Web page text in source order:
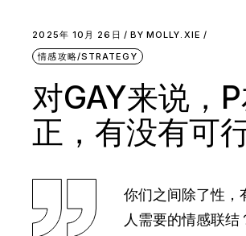
2025年 10月 26日 BY MOLLY.XIE
情感攻略/STRATEGY
对GAY来说，
正，有没有可
你们之间除了性，
人需要的情感联结